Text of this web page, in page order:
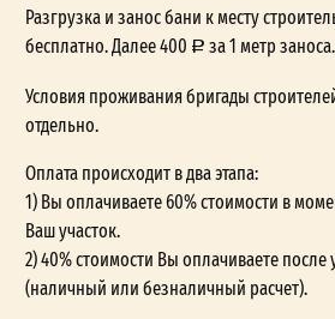
Разгрузка и занос бани к месту
бесплатно. Далее 400
за 1 метр заноса.
Условия проживания бригады
отдельно.
Оплата происходит в два этапа:
1) Вы оплачиваете 60% стоимости в
Ваш участок.
2) 40% стоимости Вы оплачиваете после
(наличный или безналичный расчет).